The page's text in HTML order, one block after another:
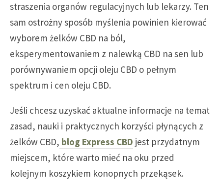
straszenia organów regulacyjnych lub lekarzy. Ten
sam ostrożny sposób myślenia powinien kierować
wyborem żelków CBD na ból,
eksperymentowaniem z nalewką CBD na sen lub
porównywaniem opcji oleju CBD o pełnym
spektrum i cen oleju CBD.
Jeśli chcesz uzyskać aktualne informacje na temat
zasad, nauki i praktycznych korzyści płynących z
żelków CBD, blog Express CBD jest przydatnym
miejscem, które warto mieć na oku przed
kolejnym koszykiem konopnych przekąsek.